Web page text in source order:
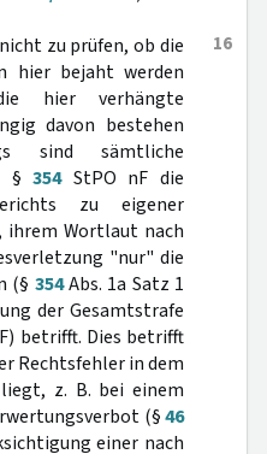
16
zu prüfen, ob die
hier bejaht werden
hier verhängte
davon bestehen
sind sämtliche
§354StPO nF die
zu eigener
ihrem Wortlaut nach
"nur" die
(§ 354Abs. 1a Satz 1
der Gesamtstrafe
betrifft. Dies betrifft
Rechtsfehler in dem
z. B. bei einem
(§46
einer nach